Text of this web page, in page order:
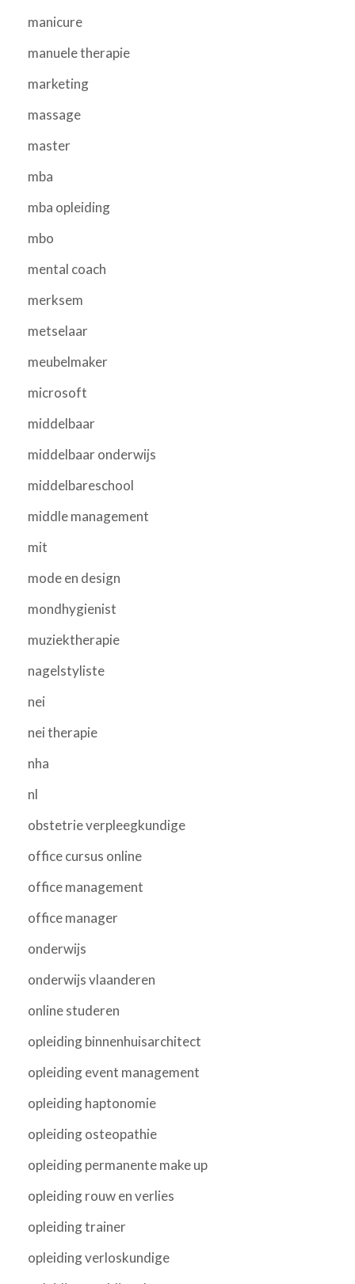
manicure
manuele therapie
marketing
massage
master
mba
mba opleiding
mbo
mental coach
merksem
metselaar
meubelmaker
microsoft
middelbaar
middelbaar onderwijs
middelbareschool
middle management
mit
mode en design
mondhygienist
muziektherapie
nagelstyliste
nei
nei therapie
nha
nl
obstetrie verpleegkundige
office cursus online
office management
office manager
onderwijs
onderwijs vlaanderen
online studeren
opleiding binnenhuisarchitect
opleiding event management
opleiding haptonomie
opleiding osteopathie
opleiding permanente make up
opleiding rouw en verlies
opleiding trainer
opleiding verloskundige